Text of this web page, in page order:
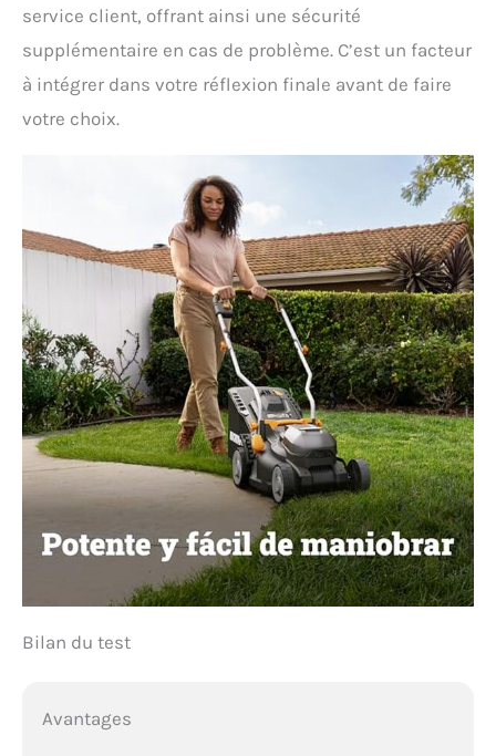
service client, offrant ainsi une sécurité
supplémentaire en cas de problème. C’est un facteur
à intégrer dans votre réflexion finale avant de faire
votre choix.
Bilan du test
Avantages